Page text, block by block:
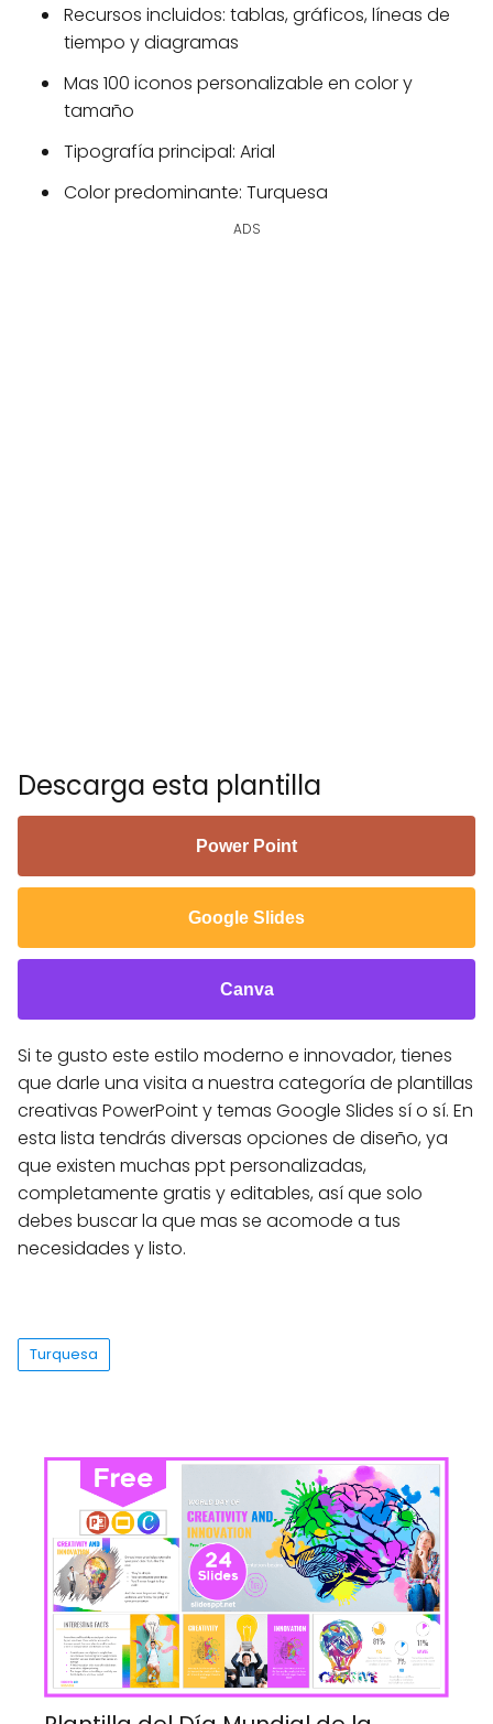
Recursos incluidos: tablas, gráficos, líneas de
tiempo y diagramas
Mas 100 iconos personalizable en color y
tamaño
Tipografía principal: Arial
Color predominante: Turquesa
ADS
Descarga esta plantilla
Power Point
Google Slides
Canva
Si te gusto este estilo moderno e innovador, tienes
que darle una visita a nuestra categoría de plantillas
creativas PowerPoint y temas Google Slides sí o sí. En
esta lista tendrás diversas opciones de diseño, ya
que existen muchas ppt personalizadas,
completamente gratis y editables, así que solo
debes buscar la que mas se acomode a tus
necesidades y listo.
Turquesa